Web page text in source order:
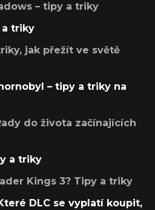
– tipy a triky
a triky
jak přežít ve světě
– tipy a triky na
do života začínajících
a triky
Kings 3? Tipy a triky
DLC se vyplatí koupit,